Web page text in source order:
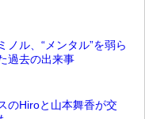
ノル、“メンタル”を弱ら
過去の出来事
のHiroと山本舞香が交